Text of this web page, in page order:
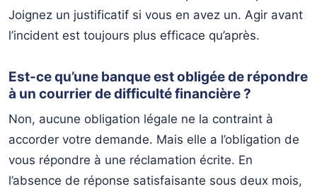
Joignez un justificatif si vous en avez un. Agir avant
l’incident est toujours plus efficace qu’après.
Est-ce qu’une banque est obligée de répondre
à un courrier de difficulté financière ?
Non, aucune obligation légale ne la contraint à
accorder votre demande. Mais elle a l’obligation de
vous répondre à une réclamation écrite. En
l’absence de réponse satisfaisante sous deux mois,